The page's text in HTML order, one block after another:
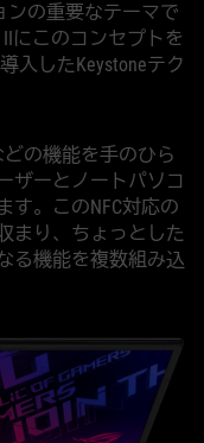
ンの重要なテーマで
IIにこのコンセプトを
入したKeystoneテク
の機能を手のひら
ザーとノートパソコ
す。このNFC対応の
まり、ちょっとした
る機能を複数組み込